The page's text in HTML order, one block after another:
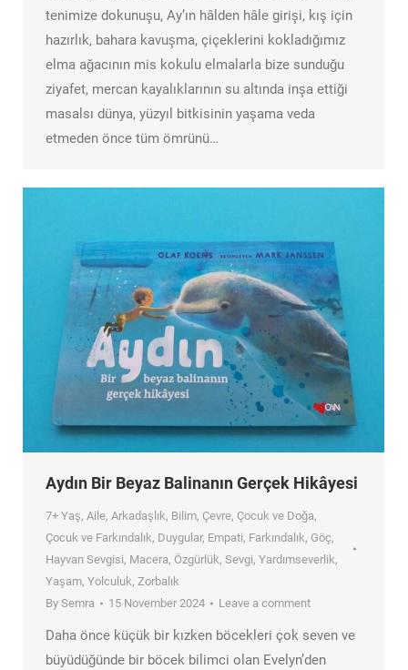
tenimize dokunuşu, Ay’ın hâlden hâle girişi, kış için
hazırlık, bahara kavuşma, çiçeklerini kokladığımız
elma ağacının mis kokulu elmalarla bize sunduğu
ziyafet, mercan kayalıklarının su altında inşa ettiği
masalsı dünya, yüzyıl bitkisinin yaşama veda
etmeden önce tüm ömrünü…
Aydın Bir Beyaz Balinanın Gerçek Hikâyesi
7+ Yaş, Aile, Arkadaşlık, Bilim, Çevre, Çocuk ve Doğa,
Çocuk ve Farkındalık, Duygular, Empati, Farkındalık, Göç,
Hayvan Sevgisi, Macera, Özgürlük, Sevgi, Yardımseverlik,
Yaşam, Yolculuk, Zorbalık
By Semra 15 November 2024 Leave a comment
Daha önce küçük bir kızken böcekleri çok seven ve
büyüdüğünde bir böcek bilimci olan Evelyn’den